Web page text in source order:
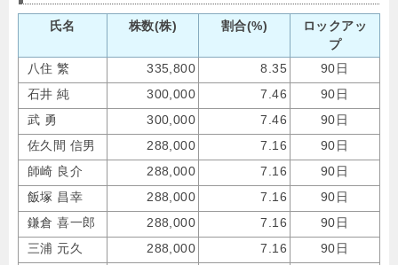
氏名 株数(株) 割合(%)
ロックアッ
プ
八住 繁
335,800 8.35
90日
石井 純
300,000 7.46
90日
武 勇
300,000 7.46
90日
佐久間 信男
288,000 7.16
90日
師崎 良介
288,000 7.16
90日
飯塚 昌幸
288,000 7.16
90日
鎌倉 喜一郎
288,000 7.16
90日
三浦 元久
288,000 7.16
90日